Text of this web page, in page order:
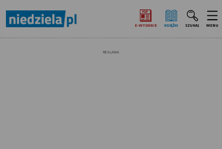
E‑WYDANIE KSIĄŻKI SZUKAJ MENU
REKLAMA